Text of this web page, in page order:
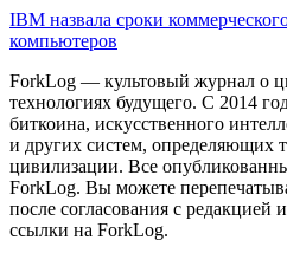
IBM назвала сроки
компьютеров
ForkLog — культовый журнал о
технологиях будущего. С 2014
биткоина, искусственного
и других систем, определяющих
цивилизации. Все
ForkLog. Вы можете
после согласования с редакцией
ссылки на ForkLog.